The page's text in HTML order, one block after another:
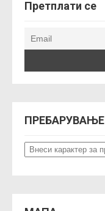
v
g
a
Претплати се
ПРЕБАРУВАЊЕ